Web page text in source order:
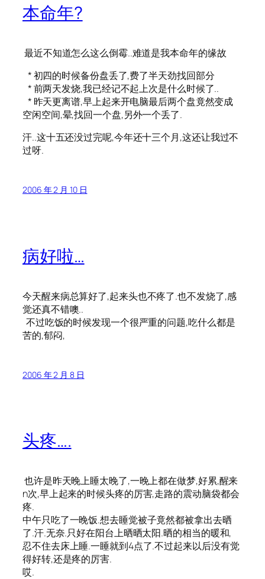
本命年?
最近不知道怎么这么倒霉..难道是我本命年的缘故
* 初四的时候备份盘丢了,费了半天劲找回部分
* 前两天发烧,我已经记不起上次是什么时候了..
* 昨天更离谱,早上起来开电脑最后两个盘竟然变成
空闲空间,晕,找回一个盘,另外一个丢了.
汗..这十五还没过完呢,今年还十三个月,这还让我过不
过呀.
2006 年 2 月 10 日
病好啦…
今天醒来病总算好了,起来头也不疼了.也不发烧了,感
觉还真不错噢..
不过吃饭的时候发现一个很严重的问题,吃什么都是
苦的,郁闷,
2006 年 2 月 8 日
头疼….
也许是昨天晚上睡太晚了,一晚上都在做梦,好累,醒来
n次,早上起来的时候头疼的厉害,走路的震动脑袋都会
疼.
中午只吃了一晚饭.想去睡觉被子竟然都被拿出去晒
了.汗.无奈.只好在阳台上晒晒太阳.晒的相当的暖和,
忍不住去床上睡.一睡就到4点了.不过起来以后没有觉
得好转,还是疼的厉害.
哎.